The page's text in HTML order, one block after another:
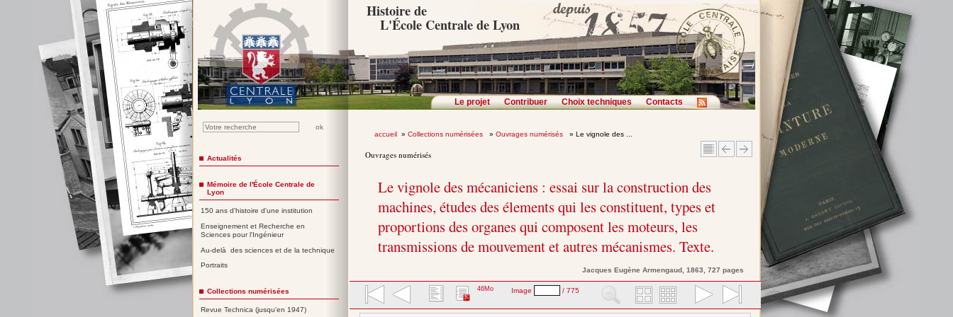
Histoire de
L'École Centrale de Lyon
Le projet Contribuer Choix techniques Contacts
accueil» Collections numérisées » Ouvrages numérisés » Le vignole des ...
Ouvrages numérisés
Le vignole des mécaniciens : essai sur la construction des
machines, études des élements qui les constituent, types et
proportions des organes qui composent les moteurs, les
transmissions de mouvement et autres mécanismes. Texte.
Jacques EugèneArmengaud, 1863, 727 pages
46Mo Image / 775
Actualités
Mémoire de l'École Centrale de
Lyon
150 ans d'histoire d'une institution
Enseignement et Recherche en
Sciences pour l'Ingénieur
Au-delà des sciences et de la technique
Portraits
Collections numérisées
Revue Technica (jusqu'en 1947)